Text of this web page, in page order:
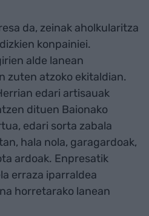
da, zeinak aholkularitza
konpainiei.
alde lanean
zuten atzoko ekitaldian.
edari artisauak
dituen Baionako
edari sorta zabala
hala nola, garagardoak,
ardoak. Enpresatik
erraza iparraldea
horretarako lanean